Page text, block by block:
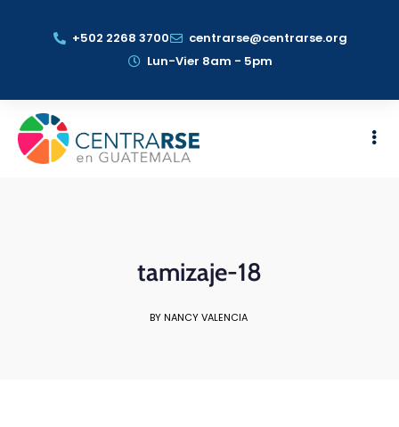
+502 2268 3700
centrarse@centrarse.org
Lun-Vier 8am - 5pm
tamizaje-18
BY NANCY VALENCIA